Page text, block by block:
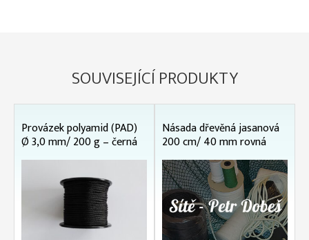
SOUVISEJÍCÍ PRODUKTY
Provázek polyamid (PAD)
Ø 3,0 mm/ 200 g – černá
Násada dřevěná jasanová
200 cm/ 40 mm rovná